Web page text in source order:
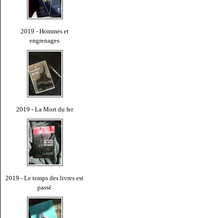
2019 - Hommes et
engrenages
2019 - La Mort du fer
2019 - Le temps des livres est
passé